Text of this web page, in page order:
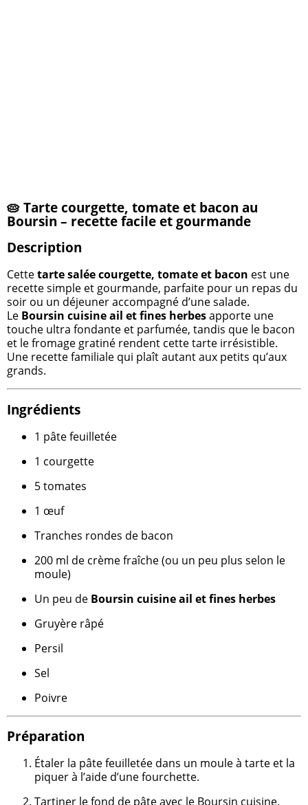
🥧 Tarte courgette, tomate et bacon au
Boursin – recette facile et gourmande
Description
Cettetarte salée courgette, tomate et bacon est une
recette simple et gourmande, parfaite pour un repas du
soir ou un déjeuner accompagné d’une salade.
Le Boursin cuisine ail et fines herbesapporte une
touche ultra fondante et parfumée, tandis que le bacon
et le fromage gratiné rendent cette tarte irrésistible.
Une recette familiale qui plaît autant aux petits qu’aux
grands.
Ingrédients
1 pâte feuilletée
1 courgette
5 tomates
1 œuf
Tranches rondes de bacon
200 ml de crème fraîche (ou un peu plus selon le
moule)
Un peu de Boursin cuisine ail et fines herbes
Gruyère râpé
Persil
Sel
Poivre
Préparation
Étaler la pâte feuilletée dans un moule à tarte et la
piquer à l’aide d’une fourchette.
Tartiner le fond de pâte avec le Boursin cuisine.